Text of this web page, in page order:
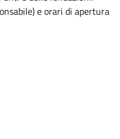
e orari di apertura